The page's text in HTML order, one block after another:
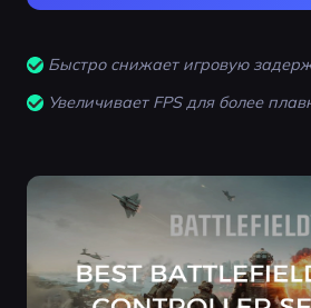
Быстро снижает игровую
Увеличивает FPS для более